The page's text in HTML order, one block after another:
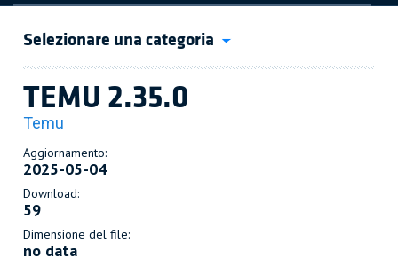
Selezionare una categoria
TEMU 2.35.0
Temu
Aggiornamento:
2025-05-04
Download:
59
Dimensione del file:
no data